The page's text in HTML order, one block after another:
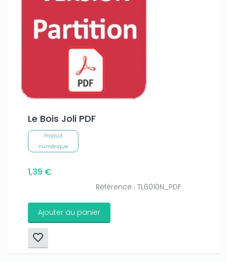
Le Bois Joli PDF
Produit
numérique
1,39 €
Référence : TL6010N_PDF
Ajouter au panier